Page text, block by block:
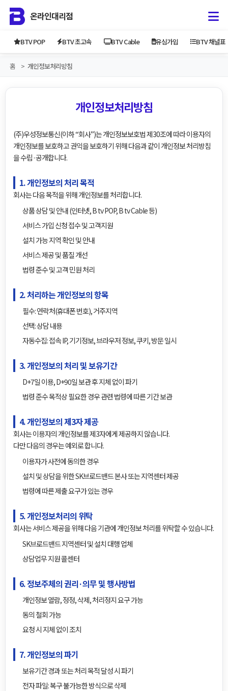
온라인대리점
BTV POP BTV 초고속 BTV Cable 유심가입 BTV 채널표
홈 개인정보처리방침
개인정보처리방침
(주)우성정보통신(이하 “회사”)는 개인정보보호법 제30조에 따라 이용자의
개인정보를 보호하고 권익을 보호하기 위해 다음과 같이 개인정보 처리방침
을 수립·공개합니다.
1. 개인정보의 처리 목적
회사는 다음 목적을 위해 개인정보를 처리합니다.
상품 상담 및 안내 (인터넷, B tv POP, B tv Cable 등)
서비스 가입 신청 접수 및 고객지원
설치 가능 지역 확인 및 안내
서비스 제공 및 품질 개선
법령 준수 및 고객 민원 처리
2. 처리하는 개인정보의 항목
필수: 연락처(휴대폰 번호), 거주지역
선택: 상담 내용
자동수집: 접속 IP, 기기정보, 브라우저 정보, 쿠키, 방문 일시
3. 개인정보의 처리 및 보유기간
D+7일 이용, D+90일 보관 후 지체 없이 파기
법령 준수 목적상 필요한 경우 관련 법령에 따른 기간 보관
4. 개인정보의 제3자 제공
회사는 이용자의 개인정보를 제3자에게 제공하지 않습니다.
다만 다음의 경우는 예외로 합니다.
이용자가 사전에 동의한 경우
설치 및 상담을 위한 SK브로드밴드 본사 또는 지역센터 제공
법령에 따른 제출 요구가 있는 경우
5. 개인정보처리의 위탁
회사는 서비스 제공을 위해 다음 기관에 개인정보 처리를 위탁할 수 있습니다.
SK브로드밴드 지역센터 및 설치 대행 업체
상담업무 지원 콜센터
6. 정보주체의 권리·의무 및 행사방법
개인정보 열람, 정정, 삭제, 처리정지 요구 가능
동의 철회 가능
요청 시 지체 없이 조치
7. 개인정보의 파기
보유기간 경과 또는 처리 목적 달성 시 파기
전자 파일: 복구 불가능한 방식으로 삭제